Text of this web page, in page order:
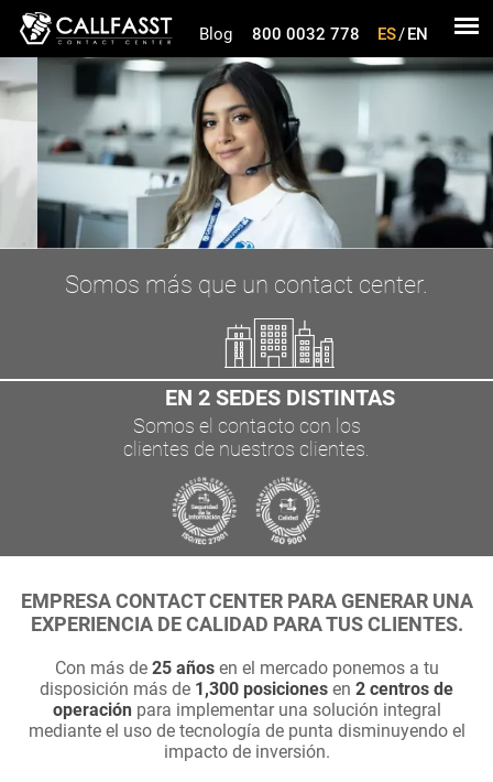
Blog 800 0032 778 ES/EN
Somos más que un contact center.
EN 2 SEDES DISTINTAS
Somos el contacto con los
clientes de nuestros clientes.
EMPRESA CONTACT CENTER PARA GENERAR UNA
EXPERIENCIA DE CALIDAD PARA TUS CLIENTES.
Con más de 25 añosen el mercado ponemos a tu
disposición más de 1,300 posiciones en 2 centros de
operación para implementar una solución integral
mediante el uso de tecnología de punta disminuyendo el
impacto de inversión.